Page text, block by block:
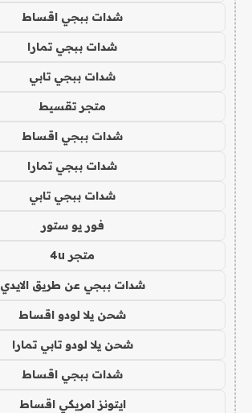
شدات ببجي اقساط
شدات ببجي تمارا
شدات ببجي تابي
متجر تقسيط
شدات ببجي اقساط
شدات ببجي تمارا
شدات ببجي تابي
فور يو ستور
متجر 4u
شدات ببجي عن طريق الايدي
شحن يلا لودو اقساط
شحن يلا لودو تابي تمارا
شدات ببجي اقساط
ايتونز امريكي اقساط